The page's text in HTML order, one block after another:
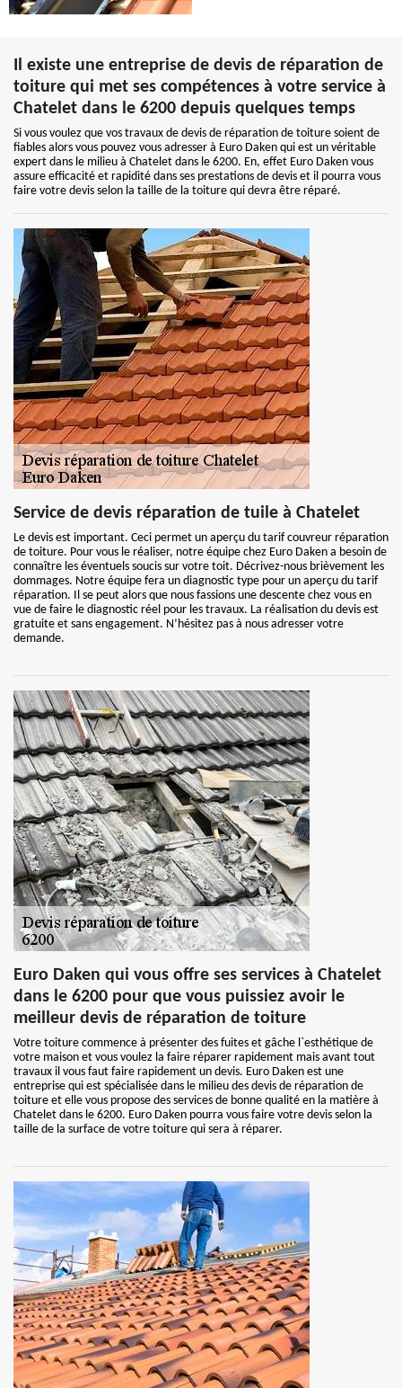
Il existe une entreprise de devis de réparation de
toiture qui met ses compétences à votre service à
Chatelet dans le 6200 depuis quelques temps
Si vous voulez que vos travaux de devis de réparation de toiture soient de
fiables alors vous pouvez vous adresser à Euro Daken qui est un véritable
expert dans le milieu à Chatelet dans le 6200. En, effet Euro Daken vous
assure efficacité et rapidité dans ses prestations de devis et il pourra vous
faire votre devis selon la taille de la toiture qui devra être réparé.
Service de devis réparation de tuile à Chatelet
Le devis est important. Ceci permet un aperçu du tarif couvreur réparation
de toiture. Pour vous le réaliser, notre équipe chez Euro Daken a besoin de
connaître les éventuels soucis sur votre toit. Décrivez-nous brièvement les
dommages. Notre équipe fera un diagnostic type pour un aperçu du tarif
réparation. Il se peut alors que nous fassions une descente chez vous en
vue de faire le diagnostic réel pour les travaux. La réalisation du devis est
gratuite et sans engagement. N’hésitez pas à nous adresser votre
demande.
Euro Daken qui vous offre ses services à Chatelet
dans le 6200 pour que vous puissiez avoir le
meilleur devis de réparation de toiture
Votre toiture commence à présenter des fuites et gâche l`esthétique de
votre maison et vous voulez la faire réparer rapidement mais avant tout
travaux il vous faut faire rapidement un devis. Euro Daken est une
entreprise qui est spécialisée dans le milieu des devis de réparation de
toiture et elle vous propose des services de bonne qualité en la matière à
Chatelet dans le 6200. Euro Daken pourra vous faire votre devis selon la
taille de la surface de votre toiture qui sera à réparer.